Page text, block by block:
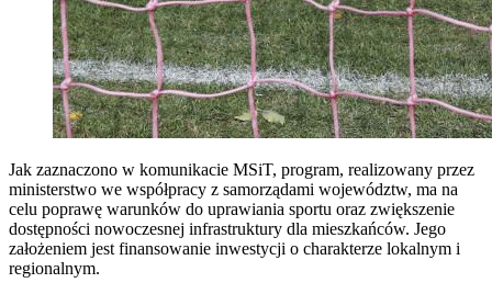
Jak zaznaczono w komunikacie MSiT, program, realizowany przez
ministerstwo we współpracy z samorządami województw, ma na
celu poprawę warunków do uprawiania sportu oraz zwiększenie
dostępności nowoczesnej infrastruktury dla mieszkańców. Jego
założeniem jest finansowanie inwestycji o charakterze lokalnym i
regionalnym.